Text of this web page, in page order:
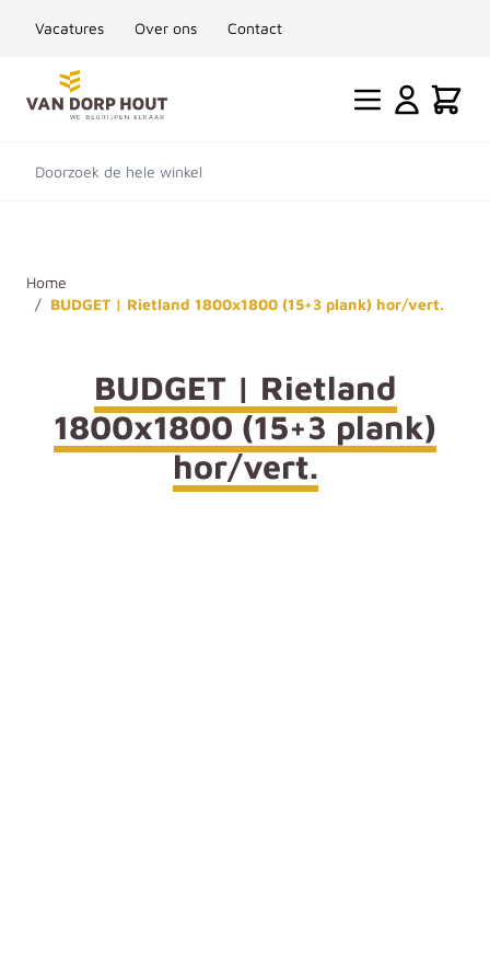
Vacatures Over ons Contact
Ga naar de inhoud
Cart
Doorzoek de hele winkel
Home
/ BUDGET | Rietland 1800x1800 (15+3 plank) hor/vert.
BUDGET | Rietland
1800x1800 (15+3 plank)
hor/vert.